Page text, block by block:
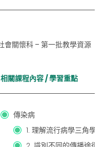
會關懷科 – 第一批教學資源
相關課程內容 / 學習重點
傳染病
1. 理解流行病學三角學